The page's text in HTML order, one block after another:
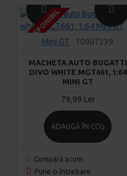
INDISPONIBIL
INDISPONIBIL
INDISPONIBIL
Mini GT 10007239
MACHETA AUTO BUGATTI
DIVO WHITE MGT661, 1:64
MINI GT
79,99 Lei
ADAUGĂ ÎN COŞ
Cumpără acum
Pune o întrebare